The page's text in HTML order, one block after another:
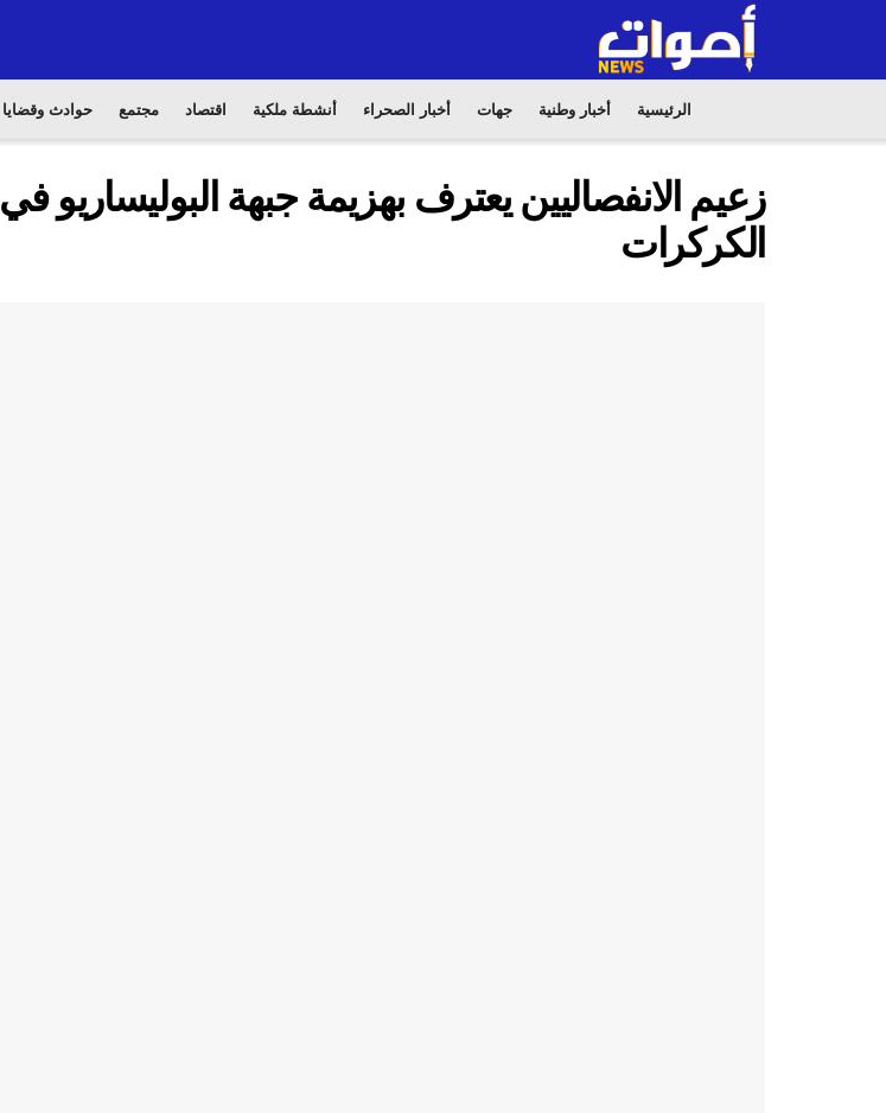
الرئيسية أخبار وطنية جهات أخبار الصحراء أنشطة ملكية اقتصاد مجتمع حوادث وقضايا
زعيم الانفصاليين يعترف بهزيمة جبهة البوليساريو في
الكركرات